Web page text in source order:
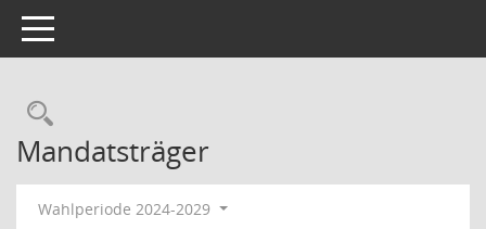
Toggle navigation
Rechercheauswahl
Mandatsträger
Wahlperiode 2024-2029